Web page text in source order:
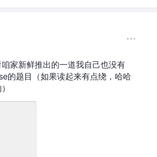
家新鲜推出的一道我自己也没有
的题目（如果读起来有点绕，哈哈